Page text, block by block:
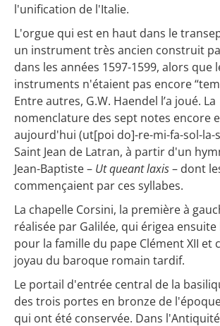
l'unification de l'Italie.
L'orgue qui est en haut dans le
un instrument très ancien construit
dans les années 1597-1599, alors que
instruments n'étaient pas encore
Entre autres, G.W. Haendel l’a joué. La
nomenclature des sept notes encore
aujourd'hui (ut[poi do]-re-mi-fa-sol-la-
Saint Jean de Latran, à partir d'un
Jean-Baptiste – Ut queant laxis– dont
commençaient par ces syllabes.
La chapelle Corsini, la première à
réalisée par Galilée, qui érigea ensuite
pour la famille du pape Clément XII et
joyau du baroque romain tardif.
Le portail d'entrée central de la
des trois portes en bronze de
qui ont été conservée. Dans